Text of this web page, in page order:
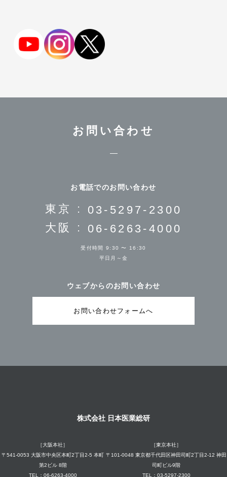
お問い合わせ
お電話でのお問い合わせ
東京 : 03-5297-2300
大阪 : 06-6263-4000
受付時間 9:30 〜 16:30
平日月～金
ウェブからのお問い合わせ
お問い合わせフォームへ
株式会社 日本医業総研
［大阪本社］
〒541-0053 大阪市中央区本町2丁目2-5 本町
第2ビル 8階
TEL：06-6263-4000
［東京本社］
〒101-0048 東京都千代田区神田司町2丁目2-12 神田
司町ビル9階
TEL：03-5297-2300